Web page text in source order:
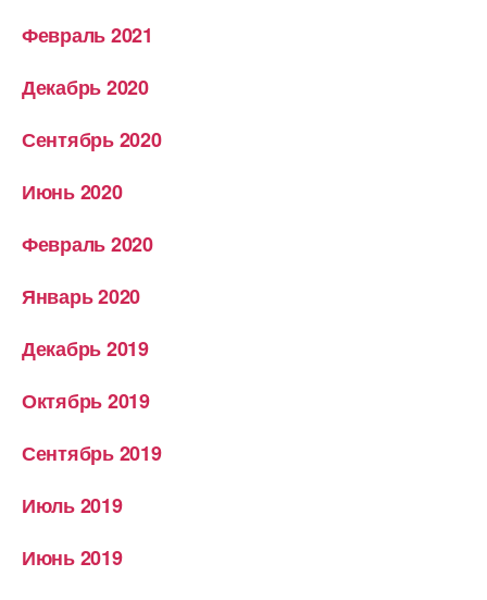
Февраль 2021
Декабрь 2020
Сентябрь 2020
Июнь 2020
Февраль 2020
Январь 2020
Декабрь 2019
Октябрь 2019
Сентябрь 2019
Июль 2019
Июнь 2019